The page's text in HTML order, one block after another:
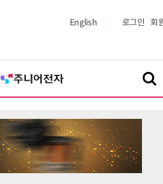
English 로그인 회